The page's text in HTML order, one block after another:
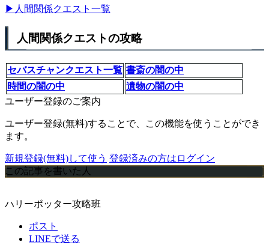
▶人間関係クエスト一覧
人間関係クエストの攻略
セバスチャンクエスト一覧 書斎の闇の中
時間の闇の中
遺物の闇の中
ユーザー登録のご案内
ユーザー登録(無料)することで、この機能を使うことができ
ます。
新規登録(無料)して使う 登録済みの方はログイン
この記事を書いた人
ハリーポッター攻略班
ポスト
LINEで送る